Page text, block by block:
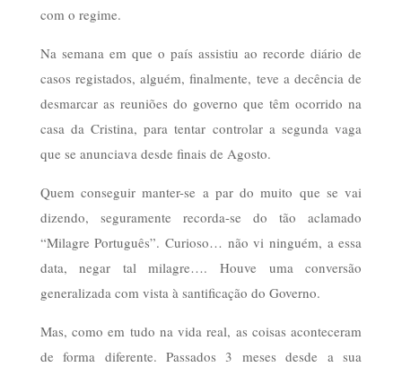
com o regime.
Na semana em que o país assistiu ao recorde diário de
casos registados, alguém, finalmente, teve a decência de
desmarcar as reuniões do governo que têm ocorrido na
casa da Cristina, para tentar controlar a segunda vaga
que se anunciava desde finais de Agosto.
Quem conseguir manter-se a par do muito que se vai
dizendo, seguramente recorda-se do tão aclamado
“Milagre Português”. Curioso… não vi ninguém, a essa
data, negar tal milagre…. Houve uma conversão
generalizada com vista à santificação do Governo.
Mas, como em tudo na vida real, as coisas aconteceram
de forma diferente. Passados 3 meses desde a sua